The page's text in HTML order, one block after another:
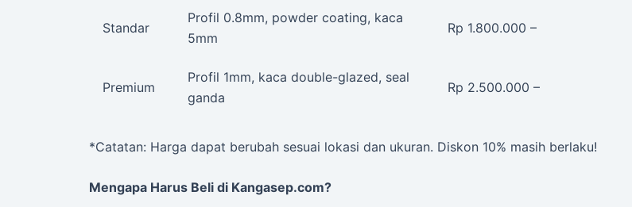
Standar
Profil 0.8mm, powder coating, kaca
5mm
Rp 1.800.000 –
Premium
Profil 1mm, kaca double-glazed, seal
ganda
Rp 2.500.000 –
*Catatan: Harga dapat berubah sesuai lokasi dan ukuran. Diskon 10% masih berlaku!
Mengapa Harus Beli di Kangasep.com?